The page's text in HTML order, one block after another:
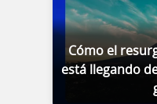
Cómo el
está llegando